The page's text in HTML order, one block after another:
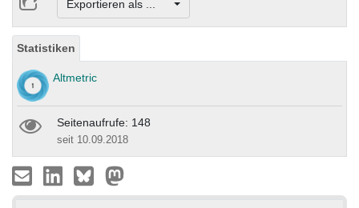
Exportieren als ...
Statistiken
Altmetric
Seitenaufrufe: 148
seit 10.09.2018